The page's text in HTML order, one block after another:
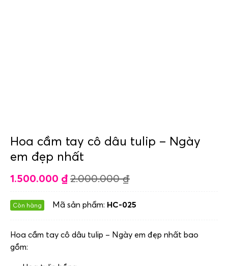
Hoa cầm tay cô dâu tulip – Ngày
em đẹp nhất
1.500.000 ₫ 2.000.000₫
Còn hàng Mã sản phẩm: HC-025
Hoa cầm tay cô dâu tulip – Ngày em đẹp nhất bao
gồm: